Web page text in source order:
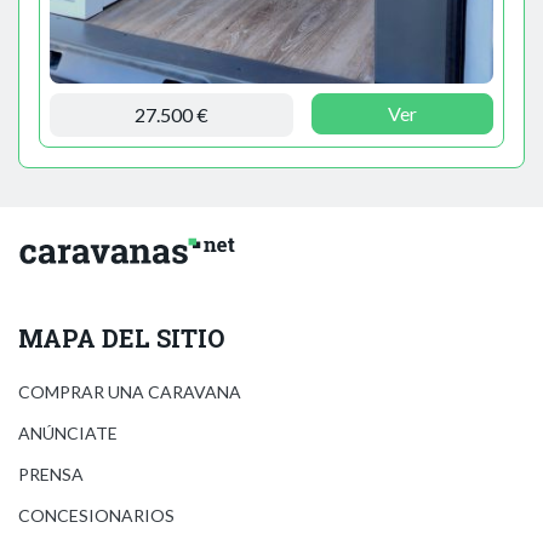
27.500 € Ver
MAPA DEL SITIO
COMPRAR UNA CARAVANA
ANÚNCIATE
PRENSA
CONCESIONARIOS